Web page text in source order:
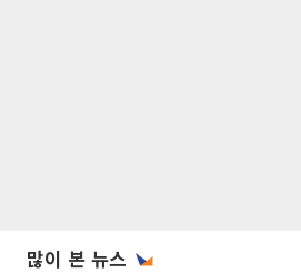
많이 본 뉴스